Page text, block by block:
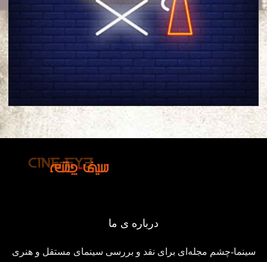
درباره ی ما
سینما-چشم مجله‌ای برای نقد و بررسی سینمای مستقل و هنری